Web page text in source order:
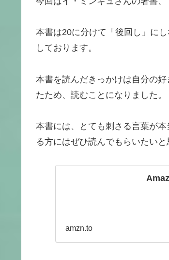
本書は20に分けて「後回し」に
しております。
本書を読んだきっかけは自分の
たため、読むことになりました。
本書には、とても刺さる言葉が
る方にはぜひ読んでもらいたいと
amzn.to